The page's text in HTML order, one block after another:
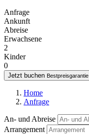
Anfrage
Ankunft
Abreise
Erwachsene
2
Kinder
0
Jetzt buchen Bestpreisgarantie
Home
Anfrage
An- und Abreise
Arrangement